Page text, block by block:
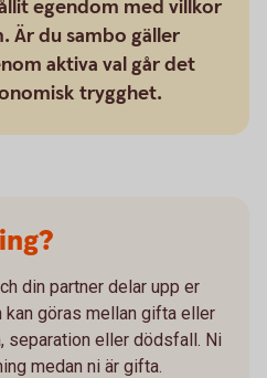
egendom med villkor
Är du sambo gäller
aktiva val går det
trygghet.
din partner delar upp er
kan göras mellan gifta eller
separation eller dödsfall. Ni
medan ni är gifta.